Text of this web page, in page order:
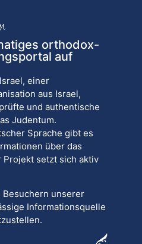
orthodox-
auf
einer
aus Israel,
und authentische
Judentum.
Sprache gibt es
über das
Projekt setzt sich aktiv
Besuchern unserer
Informationsquelle